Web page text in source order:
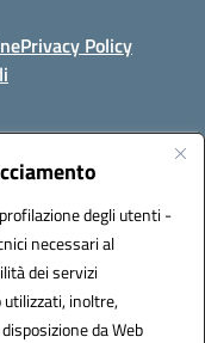
degli utenti -
necessari al
dei servizi
inoltre,
da Web
Privacy Policy
(OT)